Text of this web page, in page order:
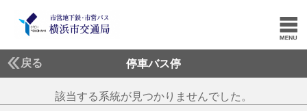
戻る 停車バス停
該当する系統が見つかりませんでした。